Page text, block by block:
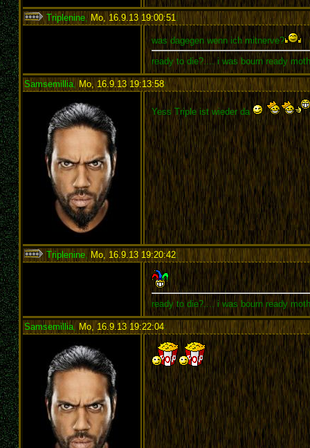
Triplenine, Mo, 16.9.13 19:00:51 :
was dagegen wenn ich mitnerve?
ready to die?.... i was bourn ready
Samsemillia, Mo, 16.9.13 19:13:58:
Yess Triple ist wieder da
Triplenine,Mo, 16.9.13 19:20:42:
ready to die?.... i was bourn ready
Samsemillia,Mo, 16.9.13 19:22:04: